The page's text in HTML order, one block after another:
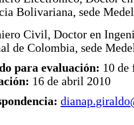
Bolivariana, sede
Civil, Doctor en
de Colombia, sede
para evaluación: 10 de
16 de abril 2010